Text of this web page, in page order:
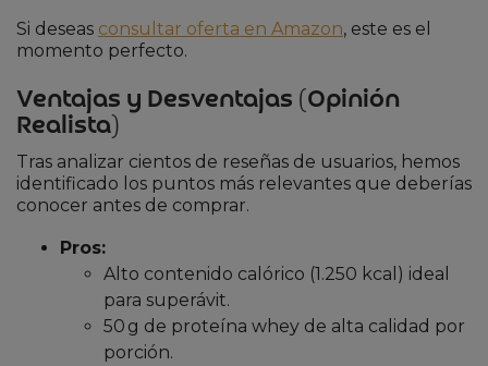
Si deseas consultar oferta en Amazon, este es el
momento perfecto.
Ventajas y Desventajas (Opinión
Realista)
Tras analizar cientos de reseñas de usuarios, hemos
identificado los puntos más relevantes que deberías
conocer antes de comprar.
Pros:
Alto contenido calórico (1.250 kcal) ideal
para superávit.
50 g de proteína whey de alta calidad por
porción.